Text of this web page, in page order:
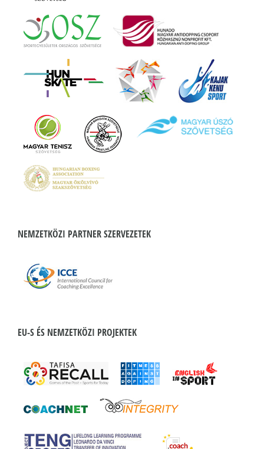
NEMZETKÖZI PARTNER SZERVEZETEK
EU-S ÉS NEMZETKÖZI PROJEKTEK